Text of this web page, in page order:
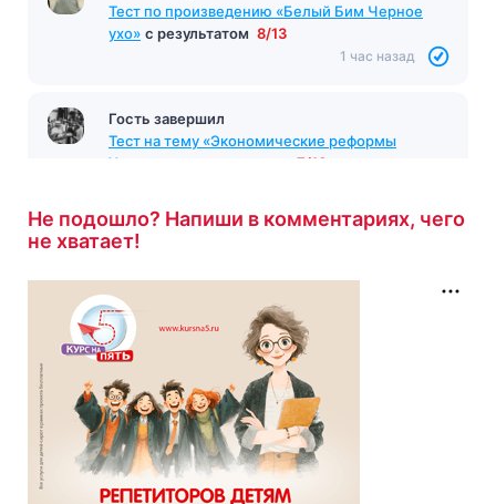
Тест по произведению «Белый Бим Черное
ухо» с результатом 8/13
1 час назад
Гость завершил
Тест на тему «Экономические реформы
Хрущева»
7/10
Не подошло? Напиши в комментариях, чего
не хватает!